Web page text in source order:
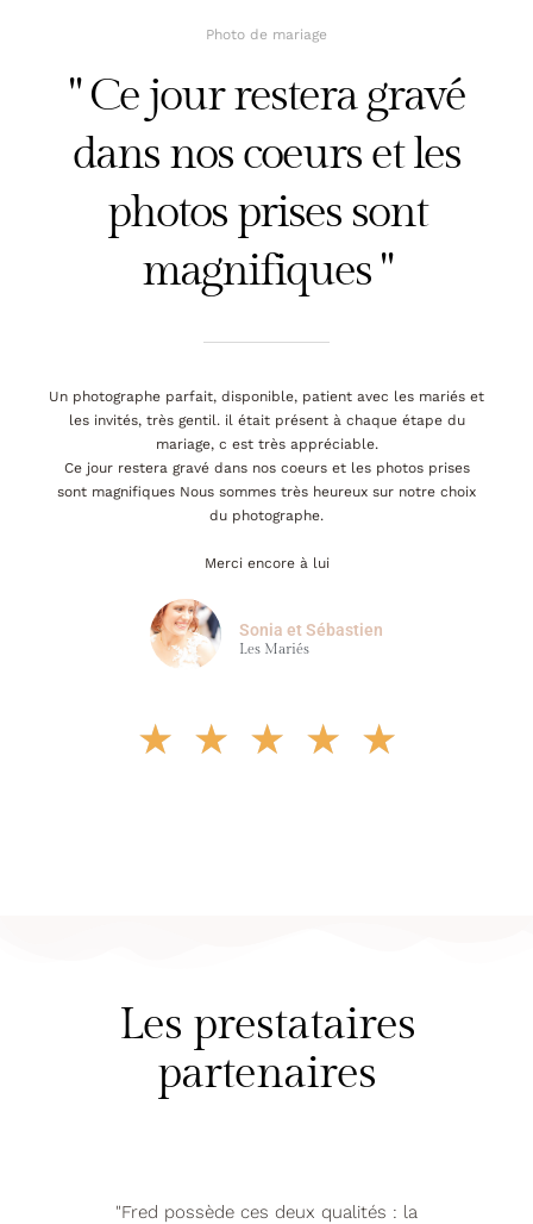
Photo de mariage
" Ce jour restera gravé
dans nos coeurs et les
photos prises sont
magnifiques "
Un photographe parfait, disponible, patient avec les mariés et
les invités, très gentil. il était présent à chaque étape du
mariage, c est très appréciable.
Ce jour restera gravé dans nos coeurs et les photos prises
sont magnifiques Nous sommes très heureux sur notre choix
du photographe.
Merci encore à lui
Sonia et Sébastien
Les Mariés
★ ★ ★ ★ ★
Les prestataires
partenaires
"Fred possède ces deux qualités : la